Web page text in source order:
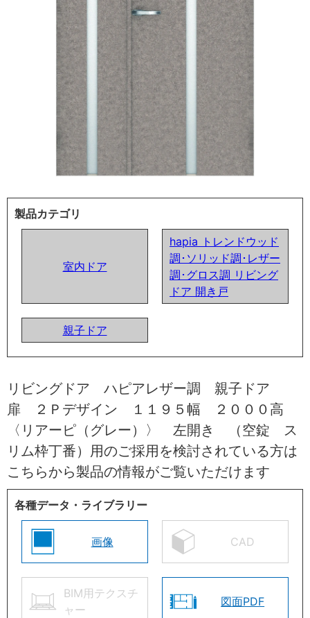
製品カテゴリ
室内ドア
hapia トレンドウッド
調･ソリッド調･レザー
調･グロス調 リビング
ドア 開き戸
親子ドア
リビングドア ハピアレザー調 親子ドア
扉 ２Ｐデザイン １１９５幅 ２０００高
〈リアーピ（グレー）〉 左開き （空錠 ス
リム枠丁番）用のご採用を検討されている方は
こちらから製品の情報がご覧いただけます
各種データ・ライブラリー
画像 CAD
BIM用テクスチ
ャー
図面PDF